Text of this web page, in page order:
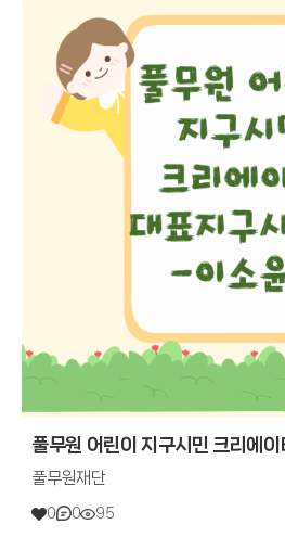
풀무원 어린이 지구시민 크리에
풀무원재단
0 0 95